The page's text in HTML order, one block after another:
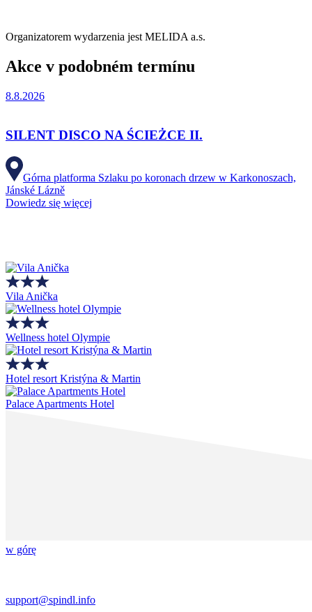
Organizatorem wydarzenia jest MELIDA a.s.
Akce v podobném termínu
8.8.2026
SILENT DISCO NA ŚCIEŻCE II.
Górna platforma Szlaku po koronach drzew w Karkonoszach,
Jánské Lázně
Dowiedz się więcej
Vila Anička
Wellness hotel Olympie
Hotel resort Kristýna & Martin
Palace Apartments Hotel
w górę
support@spindl.info